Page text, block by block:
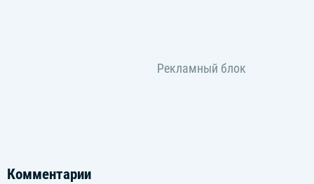
Комментарии